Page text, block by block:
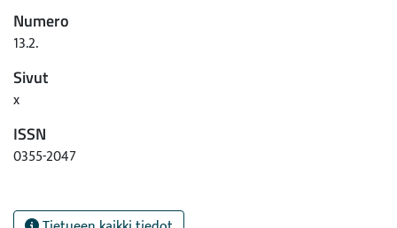
Numero
13.2.
Sivut
x
ISSN
0355-2047